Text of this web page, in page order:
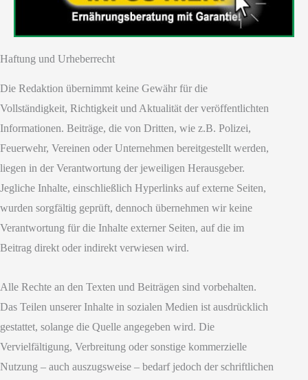
Haftung und Urheberrecht
Die Redaktion übernimmt keine Gewähr für die
Vollständigkeit, Richtigkeit und Aktualität der veröffentlichten
Informationen. Beiträge, die von Dritten, wie z.B. Polizei,
Feuerwehr, Vereinen oder Unternehmen bereitgestellt werden,
liegen in der Verantwortung der jeweiligen Herausgeber.
Jegliche Inhalte, einschließlich Hyperlinks auf externe Seiten,
wurden sorgfältig geprüft, dennoch übernehmen wir keine
Verantwortung für die Inhalte externer Seiten, auf die im
Beitrag direkt oder indirekt verwiesen wird.
Alle Rechte an den Texten und Beiträgen sind vorbehalten.
Das Teilen unserer Inhalte in sozialen Medien ist ausdrücklich
gestattet, solange die Quelle angegeben wird. Die
Vervielfältigung, Verbreitung oder sonstige kommerzielle
Nutzung – auch auszugsweise – bedarf jedoch der schriftlichen